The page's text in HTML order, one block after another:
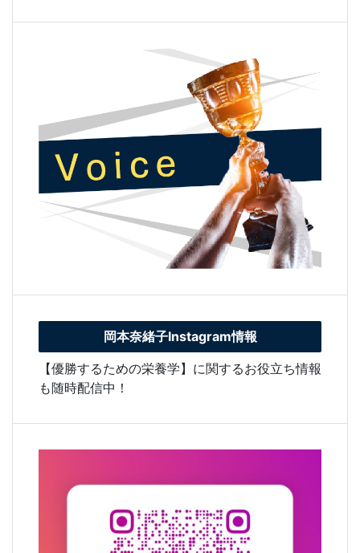
岡本奈緒子Instagram情報
【優勝するための栄養学】に関するお役立ち情報
も随時配信中！